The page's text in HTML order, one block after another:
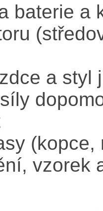
baterie a
a styl
vzorek